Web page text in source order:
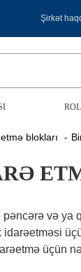
Şirkət
blokları
və ya
idarəetməsi
üçün